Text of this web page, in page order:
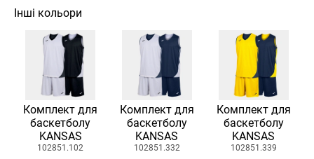
Інші кольори
Комплект для
баскетболу
KANSAS
102851.102
Комплект для
баскетболу
KANSAS
102851.332
Комплект для
баскетболу
KANSAS
102851.339